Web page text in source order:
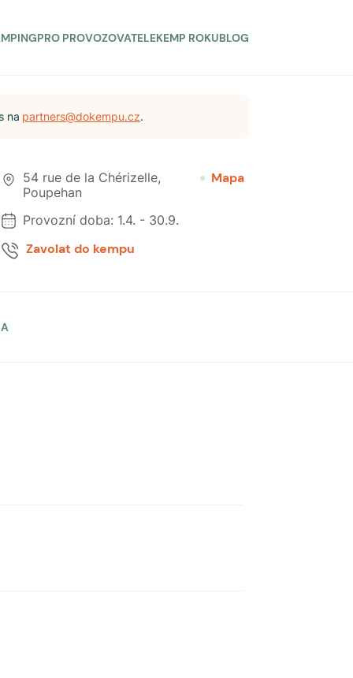
PRO PROVOZOVATELEKEMP ROKUBLOG
na partners@dokempu.cz.
54 rue de la Chérizelle,
Poupehan
Mapa
Provozní doba: 1.4. - 30.9.
Zavolat do kempu